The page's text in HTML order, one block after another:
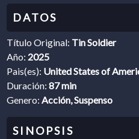
Título Original: Tin Soldier
Año: 2025
Pais(es): United States of
Duración: 87 min
Genero: Acción, Suspenso